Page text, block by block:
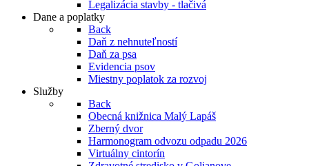
Legalizácia stavby - tlačivá
Dane a poplatky
Back
Daň z nehnuteľností
Daň za psa
Evidencia psov
Miestny poplatok za rozvoj
Služby
Back
Obecná knižnica Malý Lapáš
Zberný dvor
Harmonogram odvozu odpadu 2026
Virtuálny cintorín